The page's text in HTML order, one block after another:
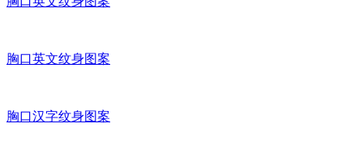
胸口英文纹身图案
胸口汉字纹身图案